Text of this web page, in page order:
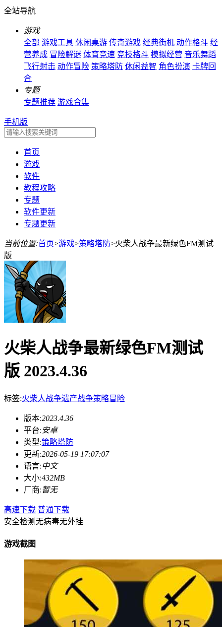
全站导航
游戏
全部 游戏工具 休闲桌游 传奇游戏 经典街机 动作格斗 经
营养成 冒险解谜 体育竞速 竞技格斗 模拟经营 音乐舞蹈
飞行射击 动作冒险 策略塔防 休闲益智 角色扮演 卡牌回
合
专题
专题推荐 游戏合集
手机版
首页
游戏
软件
教程攻略
专题
软件更新
专题更新
当前位置:首页>游戏>策略塔防>火柴人战争最新绿色FM测试
版
火柴人战争最新绿色FM测试
版 2023.4.36
标签:火柴人战争遗产战争策略冒险
版本:2023.4.36
平台:安卓
类型:策略塔防
更新:2026-05-19 17:07:07
语言:中文
大小:432MB
厂商:暂无
高速下载 普通下载
安全检测无病毒无外挂
游戏截图